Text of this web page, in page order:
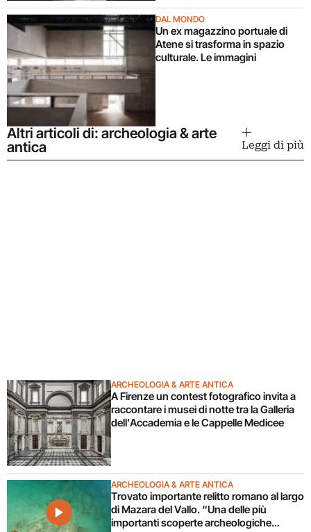
DAL MONDO
Un ex magazzino portuale di
Atene si trasforma in spazio
culturale. Le immagini
Altri articoli di: archeologia & arte
antica
Leggi di più
ARCHEOLOGIA & ARTE ANTICA
A Firenze un contest fotografico invita a
raccontare i musei di notte tra la Galleria
dell’Accademia e le Cappelle Medicee
ARCHEOLOGIA & ARTE ANTICA
Trovato importante relitto romano al largo
di Mazara del Vallo. “Una delle più
importanti scoperte archeologiche